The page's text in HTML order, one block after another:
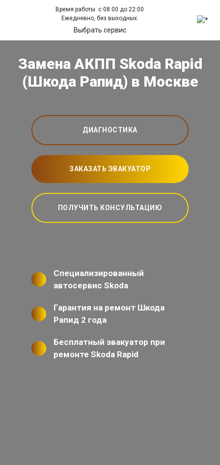
Время работы: с 08:00 до 22:00
Ежедневно, без выходных.
Выбрать сервис
Замена АКПП Skoda Rapid
(Шкода Рапид) в Москве
ДИАГНОСТИКА
ЗАКАЗАТЬ ЭВАКУАТОР
ПОЛУЧИТЬ КОНСУЛЬТАЦИЮ
Специализированный
автосервис Skoda
Гарантия на ремонт Шкода
Рапид 2 года
Бесплатный эвакуатор при
ремонте Skoda Rapid